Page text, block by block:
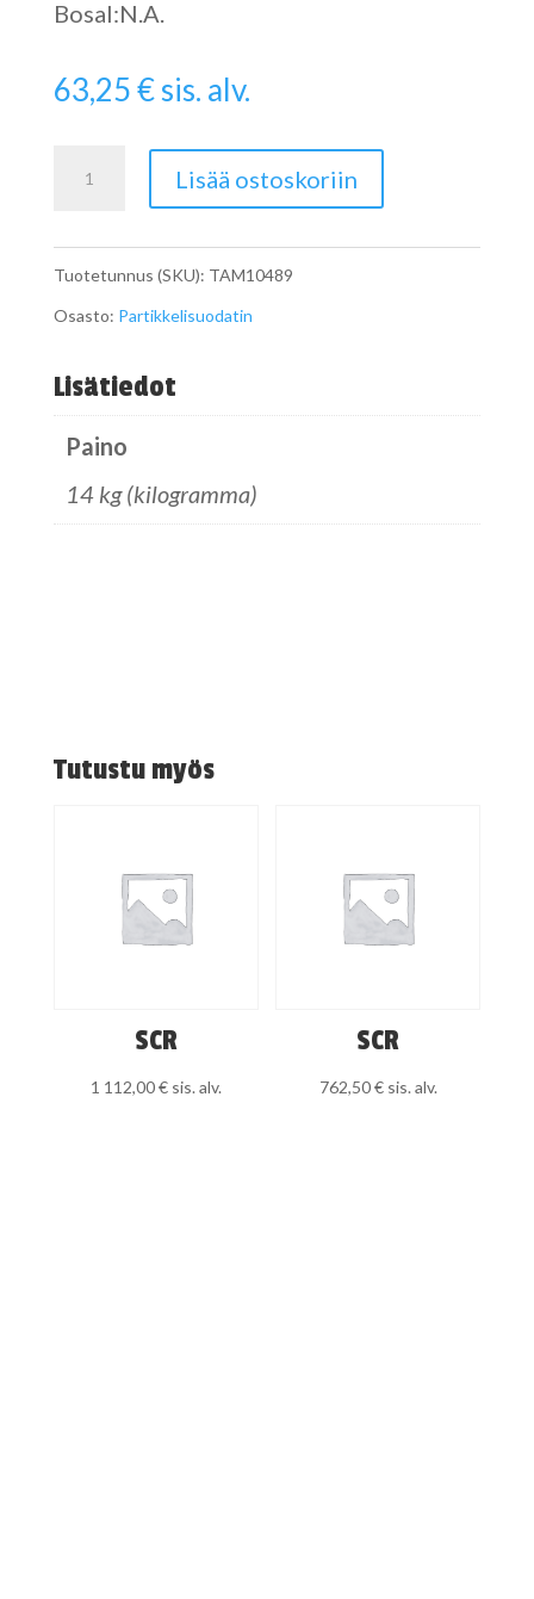
Bosal:N.A.
63,25€sis. alv.
Lisää ostoskoriin
Tuotetunnus (SKU): TAM10489
Osasto: Partikkelisuodatin
Lisätiedot
Paino
14 kg (kilogramma)
Tutustu myös
SCR
1 112,00€ sis. alv.
SCR
762,50€ sis. alv.